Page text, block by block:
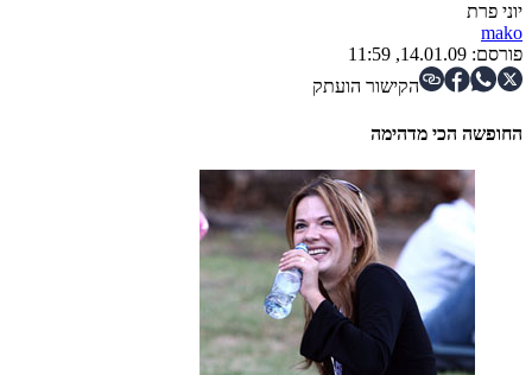
יוני פרת
mako
פורסם: 14.01.09, 11:59
הקישור הועתק
החופשה הכי מדהימה